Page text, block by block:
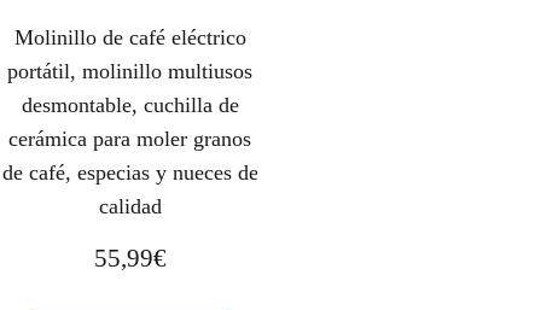
Molinillo de café eléctrico
portátil, molinillo multiusos
desmontable, cuchilla de
cerámica para moler granos
de café, especias y nueces de
calidad
55,99€